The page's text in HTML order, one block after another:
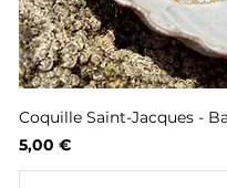
Coquille Saint-Jacques -
Prix
5,00 €